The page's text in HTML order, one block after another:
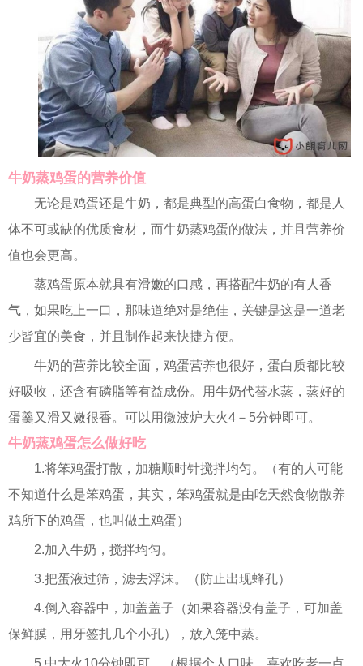
牛奶蒸鸡蛋的营养价值
无论是鸡蛋还是牛奶，都是典型的高蛋白食物，都是人
体不可或缺的优质食材，而牛奶蒸鸡蛋的做法，并且营养价
值也会更高。
蒸鸡蛋原本就具有滑嫩的口感，再搭配牛奶的有人香
气，如果吃上一口，那味道绝对是绝佳，关键是这是一道老
少皆宜的美食，并且制作起来快捷方便。
牛奶的营养比较全面，鸡蛋营养也很好，蛋白质都比较
好吸收，还含有磷脂等有益成份。用牛奶代替水蒸，蒸好的
蛋羹又滑又嫩很香。可以用微波炉大火4－5分钟即可。
牛奶蒸鸡蛋怎么做好吃
1.将笨鸡蛋打散，加糖顺时针搅拌均匀。（有的人可能
不知道什么是笨鸡蛋，其实，笨鸡蛋就是由吃天然食物散养
鸡所下的鸡蛋，也叫做土鸡蛋）
2.加入牛奶，搅拌均匀。
3.把蛋液过筛，滤去浮沫。（防止出现蜂孔）
4.倒入容器中，加盖盖子（如果容器没有盖子，可加盖
保鲜膜，用牙签扎几个小孔），放入笼中蒸。
5.中大火10分钟即可。（根据个人口味，喜欢吃老一点